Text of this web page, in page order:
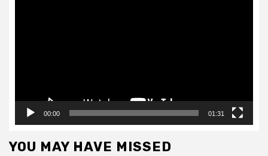
00:00 01:31
YOU MAY HAVE MISSED